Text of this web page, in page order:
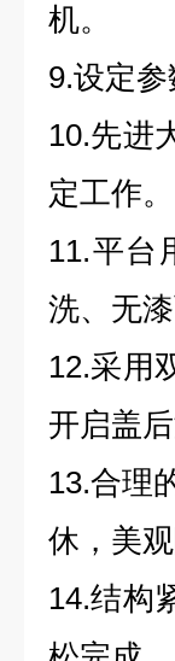
机。
9.设定
10.先进
定工作。
11.平台
洗、无
12.采用
开启盖
13.合理
休，美观
14.结构